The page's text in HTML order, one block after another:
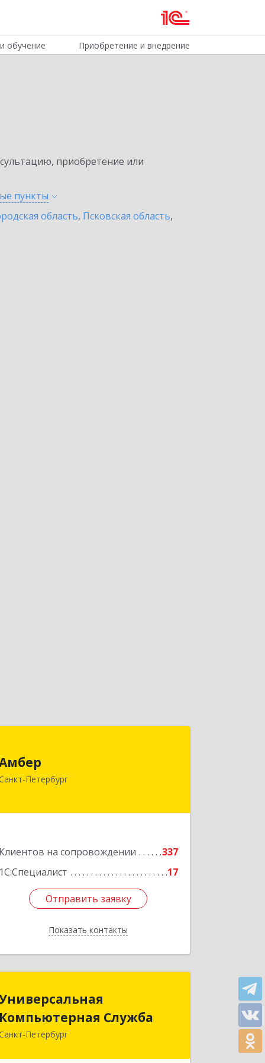
обучение Приобретение и внедрение
приобретение или
пункты
область, Псковская область,
Петербург
Клиентов на сопровождении
337
1С:Специалист
17
Отправить заявку
Показать контакты
191119, Санкт-Петербург г, Правды
Подробнее
Отправить заявку
Назад
Компьютерная Служба
Петербург
Компьютерная Служба
192007, Санкт-Петербург г,